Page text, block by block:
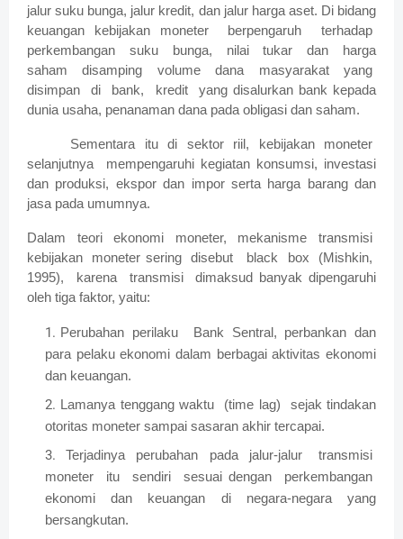
jalur suku bunga, jalur kredit, dan jalur harga aset. Di bidang
keuangan kebijakan moneter berpengaruh terhadap
perkembangan suku bunga, nilai tukar dan harga
saham disamping volume dana masyarakat yang
disimpan di bank, kredit yang disalurkan bank kepada
dunia usaha, penanaman dana pada obligasi dan saham.
Sementara itu di sektor riil, kebijakan moneter
selanjutnya mempengaruhi kegiatan konsumsi, investasi
dan produksi, ekspor dan impor serta harga barang dan
jasa pada umumnya.
Dalam teori ekonomi moneter, mekanisme transmisi
kebijakan moneter sering disebut black box (Mishkin,
1995), karena transmisi dimaksud banyak dipengaruhi
oleh tiga faktor, yaitu:
Perubahan perilaku
Bank Sentral, perbankan dan
para pelaku ekonomi dalam berbagai aktivitas ekonomi
dan keuangan.
Lamanya tenggang waktu (time lag) sejak tindakan
otoritas moneter sampai sasaran akhir tercapai.
Terjadinya perubahan pada jalur-jalur transmisi
moneter itu sendiri sesuai dengan perkembangan
ekonomi dan keuangan di negara-negara yang
bersangkutan.